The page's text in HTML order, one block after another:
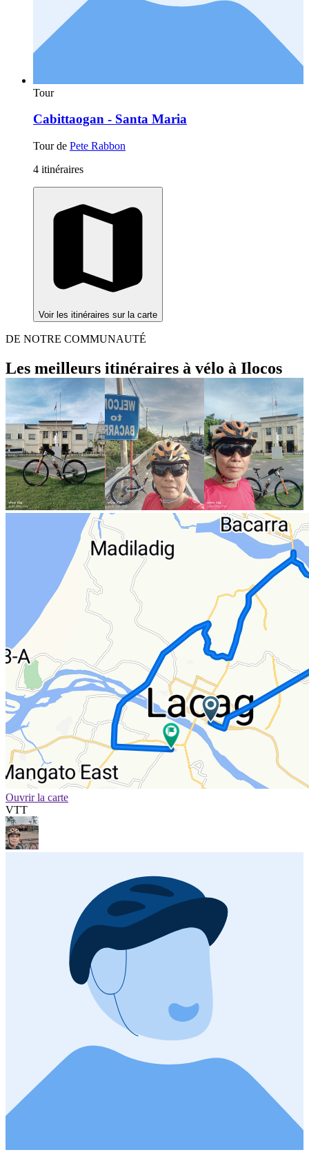
Tour
Cabittaogan - Santa Maria
Tour de Pete Rabbon
4 itinéraires
Voir les itinéraires sur la carte
DE NOTRE COMMUNAUTÉ
Les meilleurs itinéraires à vélo à Ilocos
Ouvrir la carte
VTT